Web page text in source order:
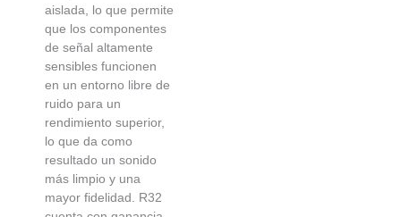
aislada, lo que permite
que los componentes
de señal altamente
sensibles funcionen
en un entorno libre de
ruido para un
rendimiento superior,
lo que da como
resultado un sonido
más limpio y una
mayor fidelidad. R32